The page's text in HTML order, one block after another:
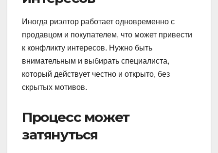
Иногда риэлтор работает одновременно с
продавцом и покупателем, что может привести
к конфликту интересов. Нужно быть
внимательным и выбирать специалиста,
который действует честно и открыто, без
скрытых мотивов.
Процесс может
затянуться